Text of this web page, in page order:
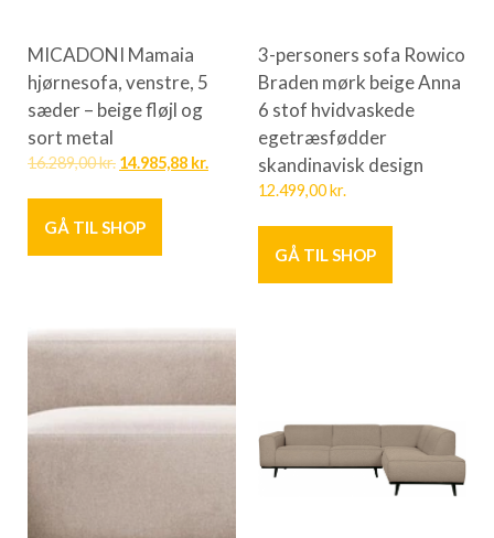
MICADONI Mamaia
hjørnesofa, venstre, 5
sæder – beige fløjl og
sort metal
16.289,00kr. 14.985,88 kr.
GÅ TIL SHOP
3-personers sofa Rowico
Braden mørk beige Anna
6 stof hvidvaskede
egetræsfødder
skandinavisk design
12.499,00kr.
GÅ TIL SHOP